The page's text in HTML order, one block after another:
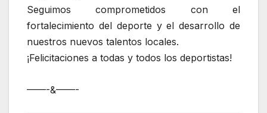
Seguimos comprometidos con el
fortalecimiento del deporte y el desarrollo de
nuestros nuevos talentos locales.
¡Felicitaciones a todas y todos los deportistas!
——-&——-